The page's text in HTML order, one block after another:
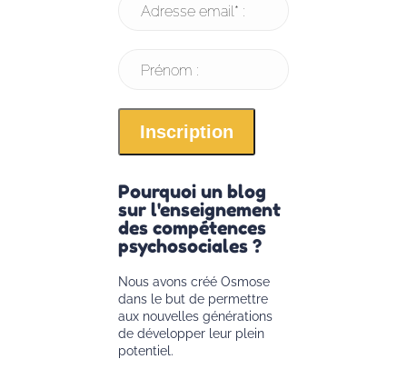
Adresse email* :
Prénom :
Pourquoi un blog
sur l'enseignement
des compétences
psychosociales ?
Nous avons créé Osmose
dans le but de permettre
aux nouvelles générations
de développer leur plein
potentiel.